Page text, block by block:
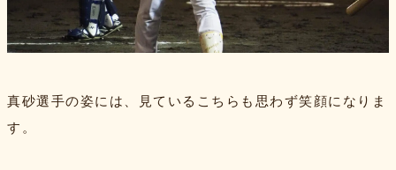
真砂選手の姿には、見ているこちらも思わず笑顔になりま
す。